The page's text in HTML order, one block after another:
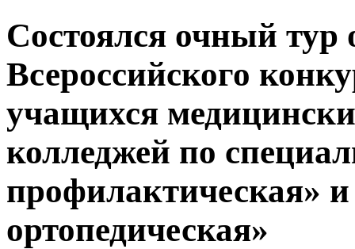
Состоялся очный тур
Всероссийского
учащихся
колледжей по
профилактическая»
ортопедическая»